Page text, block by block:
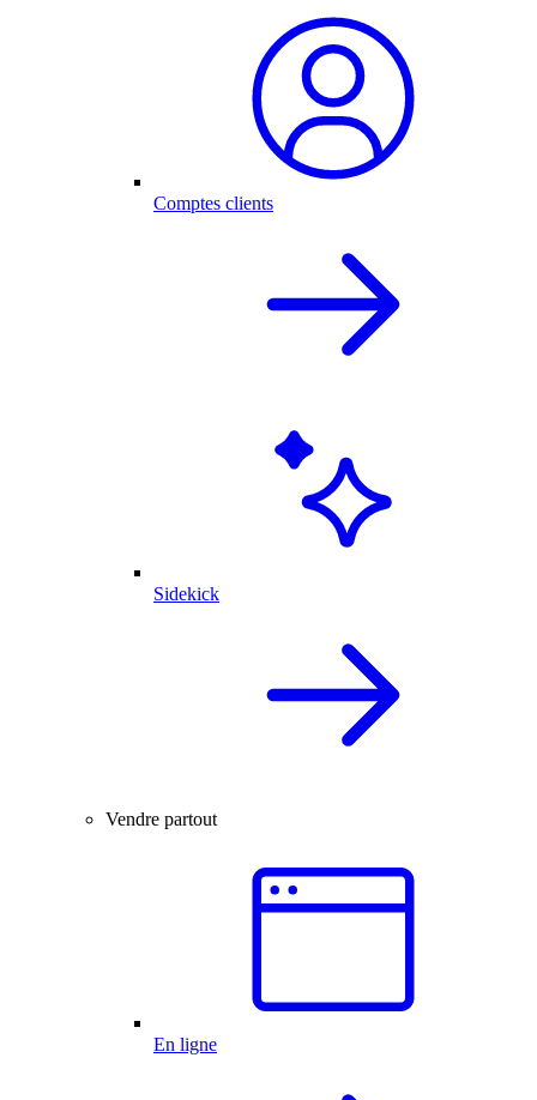
Comptes clients
Sidekick
Vendre partout
En ligne